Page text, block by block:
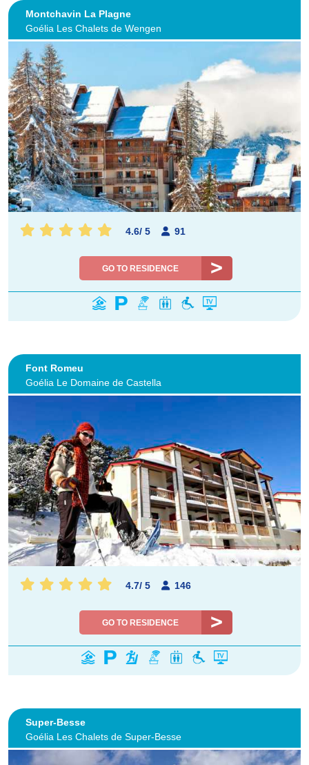
Montchavin La Plagne
Goélia Les Chalets de Wengen
4.6/ 5 91
GO TO RESIDENCE
Font Romeu
Goélia Le Domaine de Castella
4.7/ 5 146
GO TO RESIDENCE
Super-Besse
Goélia Les Chalets de Super-Besse